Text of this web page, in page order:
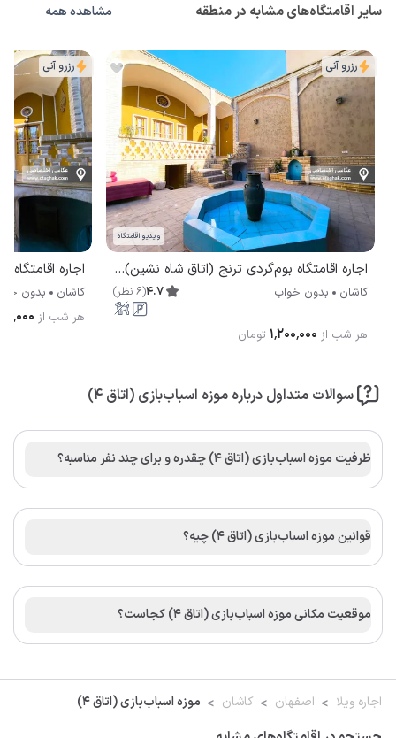
سایر اقامتگاه‌های مشابه در منطقه مشاهده همه
رزرو آنی
ویدیو اقامتگاه
اجاره اقامتگاه بوم‌گردی ترنج (اتاق شاه نشین) کاشان
کاشان بدون خواب 4.7
(
6 نظر)
هر شب از ۱٬۲۰۰٬۰۰۰ تومان
رزرو آنی
اجاره
کاشان
بدون
هر شب از
سوالات متداول درباره موزه اسباب‌بازی (اتاق ۴)
ظرفیت موزه اسباب‌بازی (اتاق ۴) چقدره و برای چند نفر مناسبه؟
قوانین موزه اسباب‌بازی (اتاق ۴) چیه؟
موقعیت مکانی موزه اسباب‌بازی (اتاق ۴) کجاست؟
اجاره ویلا اصفهان کاشان موزه اسباب‌بازی (اتاق ۴)